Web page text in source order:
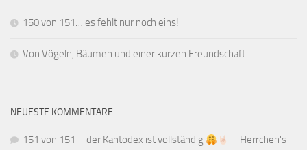
150 von 151… es fehlt nur noch eins!
Von Vögeln, Bäumen und einer kurzen Freundschaft
NEUESTE KOMMENTARE
151 von 151 – der Kantodex ist vollständig
– Herrchen's